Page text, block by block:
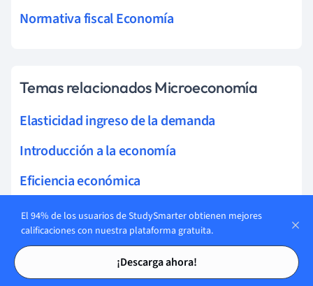
Tarjetas de estudio
Tarjetas de estudio
Normativa fiscal Economía
Temas relacionados Microeconomía
Elasticidad ingreso de la demanda
Introducción a la economía
Eficiencia económica
Recursos Económicos
Oferta y demanda
Demanda
El 94% de los usuarios de StudySmarter obtienen mejores
calificaciones con nuestra plataforma gratuita.
¡Descarga ahora!